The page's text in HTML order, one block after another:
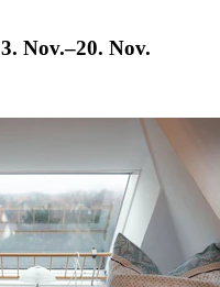
Nov.–20. Nov.